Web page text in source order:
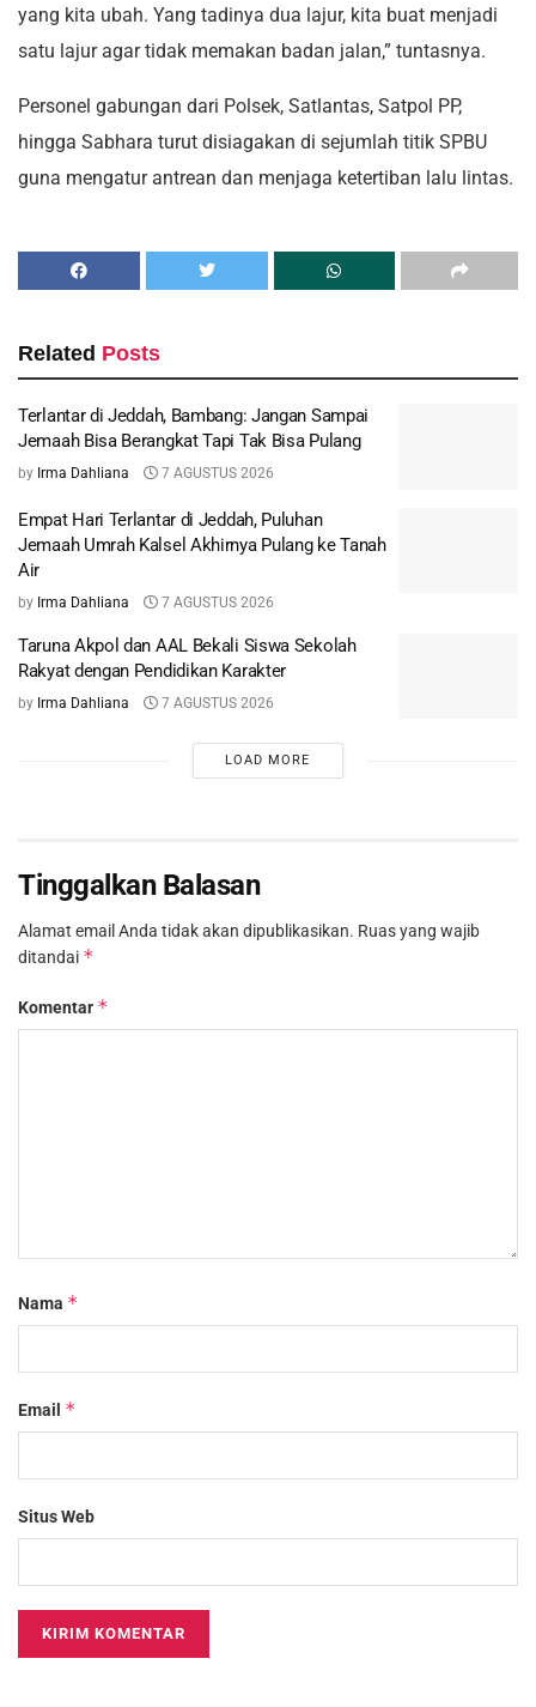
yang kita ubah. Yang tadinya dua lajur, kita buat menjadi
satu lajur agar tidak memakan badan jalan,” tuntasnya.
Personel gabungan dari Polsek, Satlantas, Satpol PP,
hingga Sabhara turut disiagakan di sejumlah titik SPBU
guna mengatur antrean dan menjaga ketertiban lalu lintas.
Related Posts
Terlantar di Jeddah, Bambang: Jangan Sampai
Jemaah Bisa Berangkat Tapi Tak Bisa Pulang
by Irma Dahliana 7 AGUSTUS 2026
Empat Hari Terlantar di Jeddah, Puluhan
Jemaah Umrah Kalsel Akhirnya Pulang ke Tanah
Air
by Irma Dahliana 7 AGUSTUS 2026
Taruna Akpol dan AAL Bekali Siswa Sekolah
Rakyat dengan Pendidikan Karakter
by Irma Dahliana 7 AGUSTUS 2026
LOAD MORE
Tinggalkan Balasan
Alamat email Anda tidak akan dipublikasikan. Ruas yang wajib
ditandai *
Komentar *
Nama *
Email *
Situs Web